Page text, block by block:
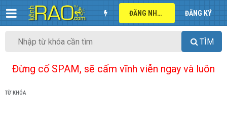
ĐĂNG NHẬP ĐĂNG KÝ
TÌM
Đừng cố SPAM, sẽ cấm vĩnh viễn ngay và luôn
TỪ KHÓA